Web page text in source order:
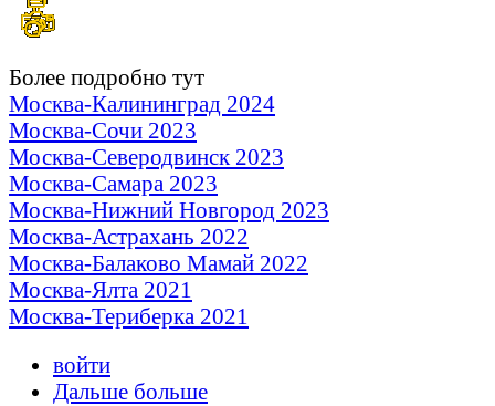
Более подробно тут
Москва-Калининград 2024
Москва-Сочи 2023
Москва-Северодвинск 2023
Москва-Самара 2023
Москва-Нижний Новгород 2023
Москва-Астрахань 2022
Москва-Балаково Мамай 2022
Москва-Ялта 2021
Москва-Териберка 2021
войти
Дальше больше